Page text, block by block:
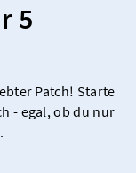
5
Patch! Starte
- egal, ob du nur